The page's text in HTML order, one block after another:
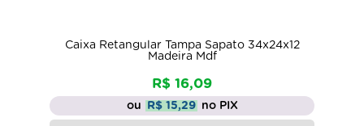
Caixa Retangular Tampa Sapato 34x24x12
Madeira Mdf
R$ 16,09
ou R$ 15,29 no PIX